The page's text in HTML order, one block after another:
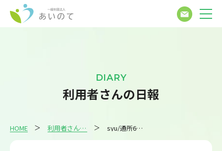
DIARY
利用者さんの日報
HOME 利用者さんの日報 syu/通所6日目/千葉のIT・Web・デザイン就労継続支援B型あいのてOne＆Only IT 日報